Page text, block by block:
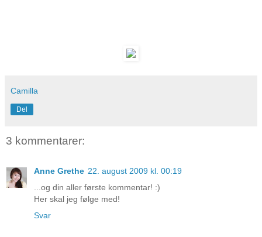
Camilla
Del
3 kommentarer:
Anne Grethe 22. august 2009 kl. 00:19
...og din aller første kommentar! :)
Her skal jeg følge med!
Svar